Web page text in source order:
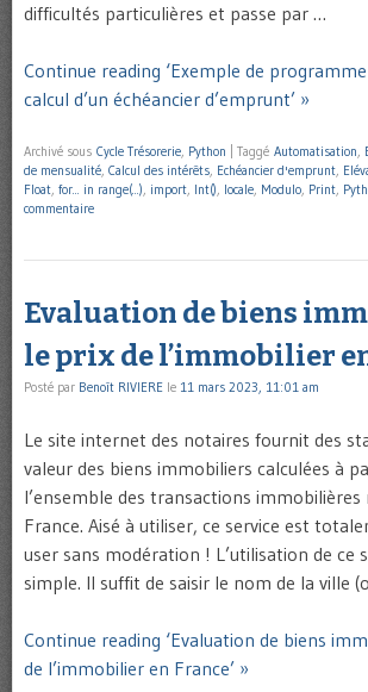
difficultés particulières et passe par …
Continue reading ‘Exemple de
calcul d’un échéancier d’emprunt’ »
Archivé sous Cycle Trésorerie, Python Taggé Automatisation,
de mensualité, Calcul des intérêts, Echéancier d'emprunt,
Float, for... in range(...), import, Int(), locale, Modulo, Print,
commentaire
Evaluation de biens
le prix de l’immobilier
Posté par Benoît RIVIERE le 11 mars 2023, 11:01 am
Le site internet des notaires fournit des
valeur des biens immobiliers calculées à
l’ensemble des transactions immobilières
France. Aisé à utiliser, ce service est
user sans modération ! L’utilisation de ce
simple. Il suffit de saisir le nom de la ville
Continue reading ‘Evaluation de biens
de l’immobilier en France’ »